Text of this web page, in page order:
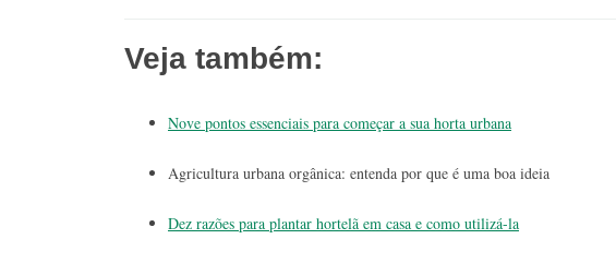
Veja também:
Nove pontos essenciais para começar a sua horta urbana
Agricultura urbana orgânica: entenda por que é uma boa ideia
Dez razões para plantar hortelã em casa e como utilizá-la